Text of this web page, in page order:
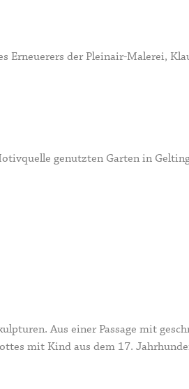
Erneuerers der Pleinair-Malerei,
genutzten Garten in
Aus einer Passage mit
mit Kind aus dem 17.